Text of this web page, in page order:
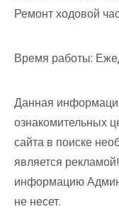
Ремонт ходовой
Время работы:
Данная
ознакомительных
сайта в поиске
является
информацию
не несет.